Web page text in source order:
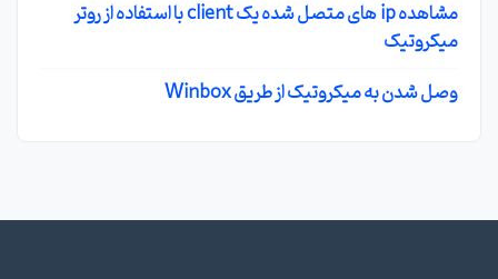
مشاهده ip های متصل شده یک client با استفاده از روتر
میکروتیک
وصل شدن به میکروتیک از طریق Winbox